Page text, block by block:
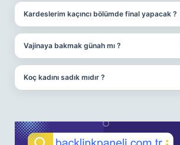
Kardeslerim kaçıncı bölümde final yapacak ?
Vajinaya bakmak günah mı ?
Koç kadını sadık mıdır ?